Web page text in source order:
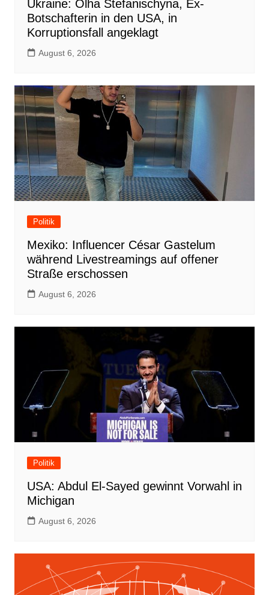
Ukraine: Olha Stefanischyna, Ex-
Botschafterin in den USA, in
Korruptionsfall angeklagt
August 6, 2026
Politik
Mexiko: Influencer César Gastelum
während Livestreamings auf offener
Straße erschossen
August 6, 2026
Politik
USA: Abdul El-Sayed gewinnt Vorwahl in
Michigan
August 6, 2026